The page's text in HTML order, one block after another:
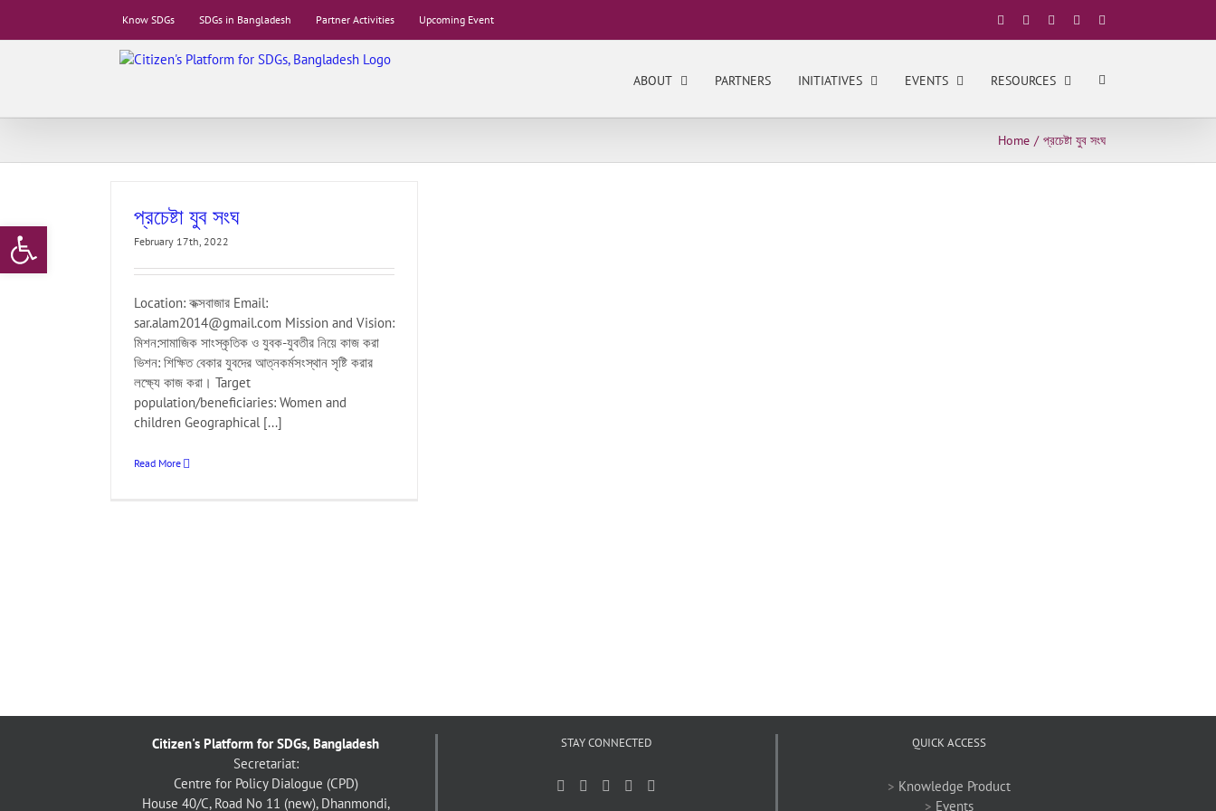
Open toolbar
Know SDGs SDGs in Bangladesh Partner Activities Upcoming Event Facebook YouTubeLinkedIn
ABOUT PARTNERS INITIATIVES EVENTS RESOURCES
Home প্রচেষ্টা যুব সংঘ
প্রচেষ্টা যুব সংঘ
February 17th, 2022
Location: কক্সবাজার Email:
sar.alam2014@gmail.com Mission and Vision:
মিশন:সামাজিক সাংস্কৃতিক ও যুবক-যুবতীর নিয়ে কাজ করা
ভিশন: শিক্ষিত বেকার যুবদের আত্নকর্মসংস্থান সৃষ্টি করার
লক্ষ্যে কাজ করা। Target
population/beneficiaries: Women and
children Geographical [...]
Read More
Citizen's Platform for SDGs, Bangladesh
Secretariat:
Centre for Policy Dialogue (CPD)
House 40/C, Road No 11 (new), Dhanmondi,
STAY CONNECTED QUICK ACCESS
> Knowledge Product
> Events